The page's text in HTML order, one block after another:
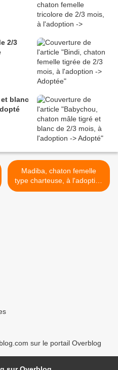
2/3
blanc
Madiba, chaton femelle
type charteuse, à l'adoption
-> adoptée >
sur le portail Overblog